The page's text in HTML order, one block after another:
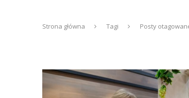
Strona główna Tagi Posty